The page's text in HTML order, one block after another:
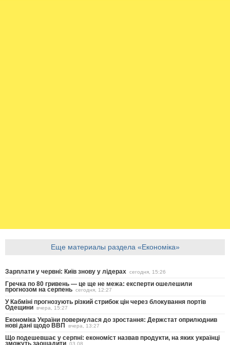
Еще материалы раздела «Економіка»
Зарплати у червні: Київ знову у лідерах сегодня, 15:26
Гречка по 80 гривень — це ще не межа: експерти ошелешили
прогнозом на серпень сегодня, 12:27
У Кабміні прогнозують різкий стрибок цін через блокування портів
Одещини вчера, 15:27
Економіка України повернулася до зростання: Держстат оприлюднив
нові дані щодо ВВП вчера, 13:27
Що подешевшає у серпні: економіст назвав продукти, на яких українці
зможуть заощадити 03.08